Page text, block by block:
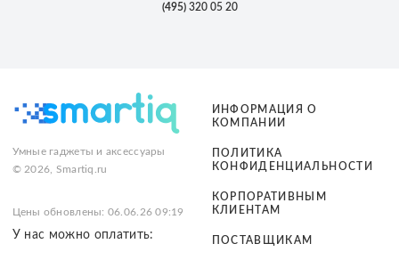
(495)320 05 20
Умные гаджеты и аксессуары
© 2026, Smartiq.ru
Цены обновлены: 06.06.26 09:19
У нас можно оплатить:
ИНФОРМАЦИЯ О
КОМПАНИИ
ПОЛИТИКА
КОНФИДЕНЦИАЛЬНОСТИ
КОРПОРАТИВНЫМ
КЛИЕНТАМ
ПОСТАВЩИКАМ